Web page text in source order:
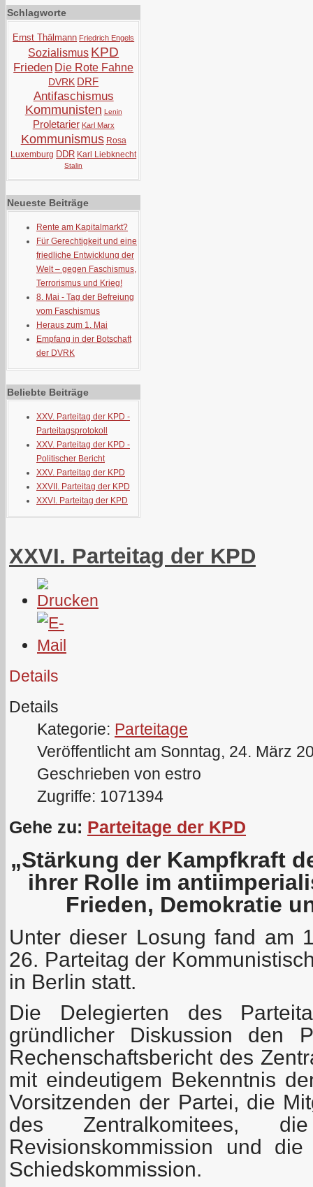
Schlagworte
Ernst Thälmann Friedrich Engels
Sozialismus KPD
Frieden Die Rote Fahne
DVRK DRF
Antifaschismus
Kommunisten Lenin
Proletarier Karl Marx
Kommunismus Rosa
Luxemburg DDR Karl Liebknecht
Stalin
Neueste Beiträge
Rente am Kapitalmarkt?
Für Gerechtigkeit und eine
friedliche Entwicklung der
Welt – gegen Faschismus,
Terrorismus und Krieg!
8. Mai - Tag der Befreiung
vom Faschismus
Heraus zum 1. Mai
Empfang in der Botschaft
der DVRK
Beliebte Beiträge
XXV. Parteitag der KPD -
Parteitagsprotokoll
XXV. Parteitag der KPD -
Politischer Bericht
XXV. Parteitag der KPD
XXVII. Parteitag der KPD
XXVI. Parteitag der KPD
XXVI. Parteitag der KPD
Details
Details
Kategorie: Parteitage
Veröffentlicht am Sonntag, 24. März
Geschrieben von estro
Zugriffe: 1071394
Gehe zu: Parteitage der KPD
„Stärkung der Kampfkraft
ihrer Rolle im
Frieden, Demokratie
Unter dieser Losung fand am
26. Parteitag der
in Berlin statt.
Die Delegierten des
gründlicher Diskussion den
Rechenschaftsbericht des
mit eindeutigem Bekenntnis
Vorsitzenden der Partei, die
des Zentralkomitees,
Revisionskommission und
Schiedskommission.